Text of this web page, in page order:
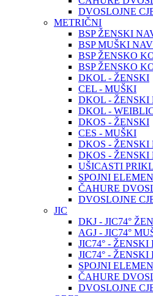
DVOSLOJNE
METRIČNI
BSP ŽENSKI
BSP MUŠKI
BSP ŽENSKO
BSP ŽENSKO
DKOL - ŽENSKI
CEL - MUŠKI
DKOL - ŽENSKI
DKOL -
DKOS - ŽENSKI
CES - MUŠKI
DKOS - ŽENSKI
DKOS - ŽENSKI
UŠICASTI
SPOJNI
ČAHURE
DVOSLOJNE
JIC
DKJ - JIC74°
AGJ - JIC74°
JIC74° - ŽENSKI
JIC74° - ŽENSKI
SPOJNI
ČAHURE
DVOSLOJNE